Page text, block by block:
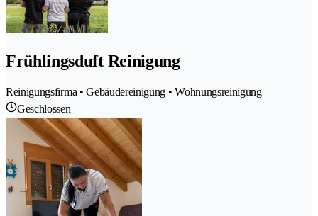
Frühlingsduft Reinigung
Reinigungsfirma • Gebäudereinigung • Wohnungsreinigung
Geschlossen